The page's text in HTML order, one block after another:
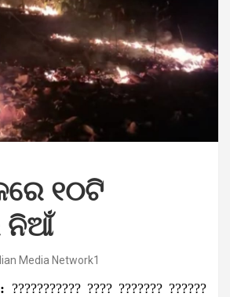
୧୦ଟି
ନିଆଁ
Media Network1
??????????? ???? ??????? ??????